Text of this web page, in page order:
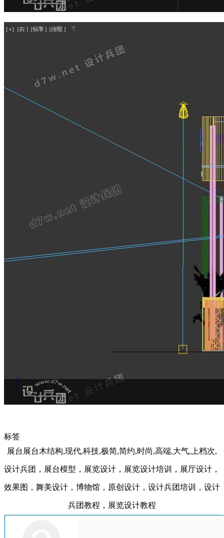
标签
展台展台木结构,现代,科技,极简,简约,时尚,高端,大气,上档次,
设计兵团，展台模型，展览设计，展览设计培训，展厅设计，
效果图，舞美设计，博物馆，原创设计，设计兵团培训，设计
兵团教程，展览设计教程